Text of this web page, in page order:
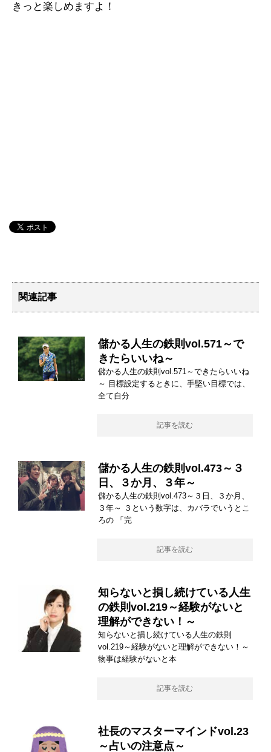
きっと楽しめますよ！
関連記事
儲かる人生の鉄則vol.571～で
きたらいいね～
儲かる人生の鉄則vol.571～できたらいいね
～ 目標設定するときに、手堅い目標では、
全て自分
記事を読む
儲かる人生の鉄則vol.473～３
日、３か月、３年～
儲かる人生の鉄則vol.473～３日、３か月、
３年～ ３という数字は、カバラでいうとこ
ろの 「完
記事を読む
知らないと損し続けている人生
の鉄則vol.219～経験がないと
理解ができない！～
知らないと損し続けている人生の鉄則
vol.219～経験がないと理解ができない！～
物事は経験がないと本
記事を読む
社長のマスターマインドvol.23
～占いの注意点～